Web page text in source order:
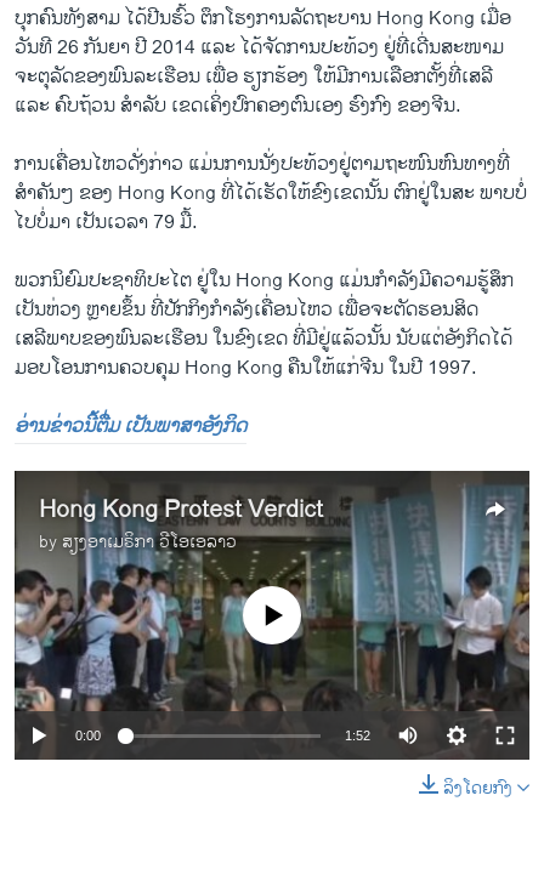
ບຸກຄົນທັງສາມ ໄດ້ປີນຮົ້ວ ຕຶກ​ໂຮງການລັດຖະບານ Hong Kong ເມື່ອ
ວັນທີ 26 ກັນຍາ ປີ 2014 ແລະ ໄດ້ຈັດການປະທ້ວງ ຢູ່ທີ່ເດີ່ນສະໜາມ
ຈະຕຸລັດຂອງພົນລະເຮືອນ ເພື່ອ ຮຽກຮ້ອງ ໃຫ້ມີການເລືອກຕັ້ງທີ່ເສລີ
ແລະ ຄົບຖ້ວນ ສຳລັບ ເຂດ​ເຄິ່ງປົກຄອງຕົນເອງ ຮົງກົງ ຂອງຈີນ.
ການ​ເຄື່ອນ​ໄຫວ​ດັ່ງກ່າວ ​ແມ່ນການນັ່ງປະ​ທ້ວງຢູ່ຕາມຖະໜົນຫົນທາງທີ່
ສຳຄັນໆ ຂອງ Hong Kong ທີ່ໄດ້ເຮັດໃຫ້ຂົງເຂດນັ້ນ ຕົກ​ຢູ່​ໃນ​ສະ ພາບ​ບໍ່​
ໄປ​ບໍ່​ມາ ເປັນເວລາ 79 ມື້.
ພວກນິຍົມປະຊາທິປະໄຕ ຢູ່ໃນ Hong Kong ແມ່ນກຳລັງມີຄວາມຮູ້ສຶກ
ເປັນຫ່ວງ ຫຼາຍຂຶ້ນ ທີ່ປັກກິງກຳລັງເຄື່ອນໄຫວ ​ເພື່ອຈະຕັດ​ຮອນສິດ
ເສລີພາບຂອງພົນລະເຮືອນ ໃນຂົງເຂດ ທີ່ມີຢູ່ແລ້ວນັ້ນ ນັບແຕ່ອັງກິດໄດ້
ມອບ​ໂອນການຄວບຄຸມ Hong Kong ຄືນໃຫ້ແກ່ຈີນ ໃນປີ 1997.
ອ່ານຂ່າວນີ້ຕື່ມ ເປັນພາສາອັງກິດ
Hong Kong Protest Verdict
by ສຽງອາເມຣິກາ ວີໂອເອລາວ
No media source currently available
0:00 1:52
ລິງໂດຍກົງ